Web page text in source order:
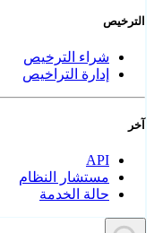
الترخيص
شراء الترخيص
إدارة التراخيص
آخر
API
مستشار النظام
حالة الخدمة